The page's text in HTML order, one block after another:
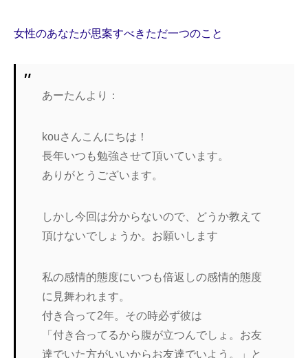
女性のあなたが思案すべきただ一つのこと
あーたんより：
kouさんこんにちは！
長年いつも勉強させて頂いています。
ありがとうございます。
しかし今回は分からないので、どうか教えて
頂けないでしょうか。お願いします
私の感情的態度にいつも倍返しの感情的態度
に見舞われます。
付き合って2年。その時必ず彼は
「付き合ってるから腹が立つんでしょ。お友
達でいた方がいいからお友達でいよう。」と